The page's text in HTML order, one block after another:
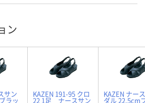
ン
サン
ラッ
KAZEN 191-95 クロ
22 1足 ナースサン
KAZEN ナー
ダル 22.5cm